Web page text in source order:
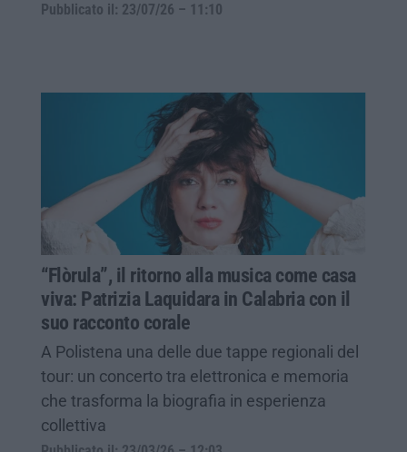
Pubblicato il: 23/07/26 – 11:10
“Flòrula”, il ritorno alla musica come casa
viva: Patrizia Laquidara in Calabria con il
suo racconto corale
A Polistena una delle due tappe regionali del
tour: un concerto tra elettronica e memoria
che trasforma la biografia in esperienza
collettiva